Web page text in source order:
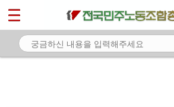
마이페이지
소개